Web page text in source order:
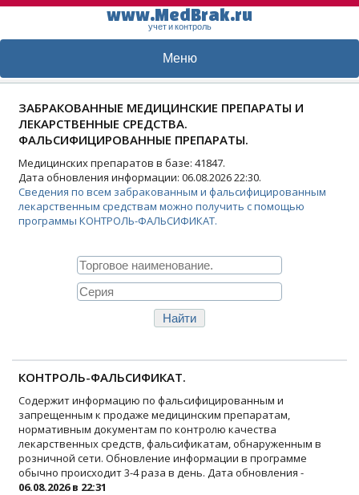
www.MedBrak.ru
учет и контроль
Меню
ЗАБРАКОВАННЫЕ МЕДИЦИНСКИЕ ПРЕПАРАТЫ И
ЛЕКАРСТВЕННЫЕ СРЕДСТВА.
ФАЛЬСИФИЦИРОВАННЫЕ ПРЕПАРАТЫ.
Медицинских препаратов в базе: 41847.
Дата обновления информации: 06.08.2026 22:30.
Сведения по всем забракованным и фальсифицированным
лекарственным средствам можно получить с помощью
программы КОНТРОЛЬ-ФАЛЬСИФИКАТ.
КОНТРОЛЬ-ФАЛЬСИФИКАТ.
Содержит информацию по фальсифицированным и
запрещенным к продаже медицинским препаратам,
нормативным документам по контролю качества
лекарственных средств, фальсификатам, обнаруженным в
розничной сети. Обновление информации в программе
обычно происходит 3-4 раза в день. Дата обновления -
06.08.2026 в 22:31